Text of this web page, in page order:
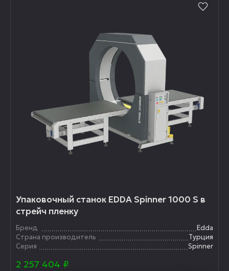
Упаковочный станок EDDA Spinner 1000 S в
стрейч пленку
Бренд
Edda
Страна производитель
Турция
Серия
Spinner
2 257 404 ₽